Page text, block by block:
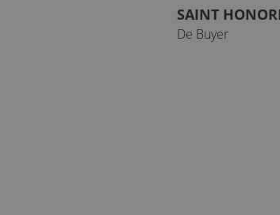
SAINT
De Buyer